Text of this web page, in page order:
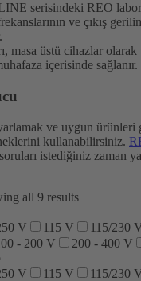
serisindeki REO
ve çıkış
masa üstü cihazlar
içerisinde sağlanır.
ve uygun ürünleri
kullanabilirsiniz.
istediğiniz zaman
all 9 results
V
115 V 115/230
- 200 V 200 - 400 V
V
115 V 115/230